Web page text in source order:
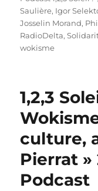
Saulière, Igor
Josselin Morand,
RadioDelta,
wokisme
1,2,3
culture,
Pierrat »
Podcast